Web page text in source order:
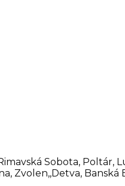
Sobota, Poltár,
Zvolen,,Detva, Banská